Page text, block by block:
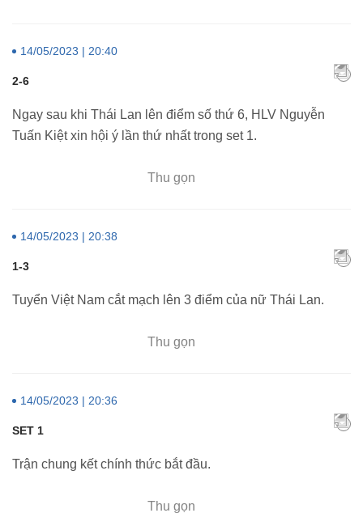
14/05/2023 | 20:40
2-6
Ngay sau khi Thái Lan lên điểm số thứ 6, HLV Nguyễn
Tuấn Kiệt xin hội ý lần thứ nhất trong set 1.
Thu gọn
14/05/2023 | 20:38
1-3
Tuyển Việt Nam cắt mạch lên 3 điểm của nữ Thái Lan.
Thu gọn
14/05/2023 | 20:36
SET 1
Trận chung kết chính thức bắt đầu.
Thu gọn